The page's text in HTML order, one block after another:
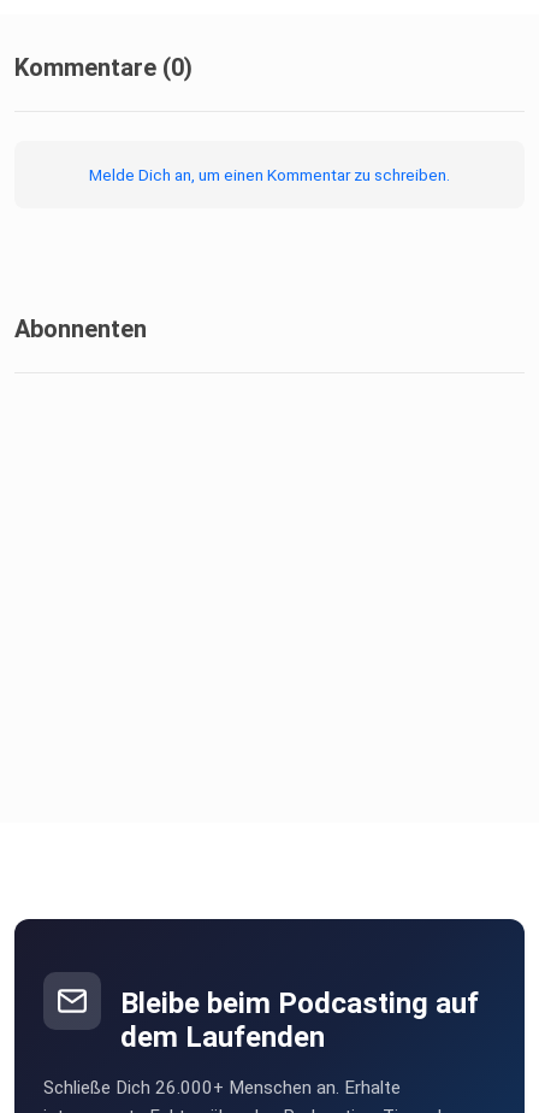
Kommentare (0)
Melde Dich an, um einen Kommentar zu schreiben.
Abonnenten
Bleibe beim Podcasting auf
dem Laufenden
Schließe Dich 26.000+ Menschen an. Erhalte